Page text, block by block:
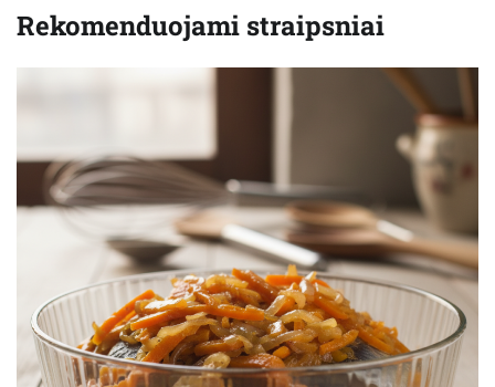
Rekomenduojami straipsniai